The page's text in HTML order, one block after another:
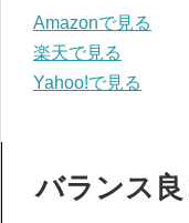
Amazonで見る
楽天で見る
Yahoo!で見る
バランス良